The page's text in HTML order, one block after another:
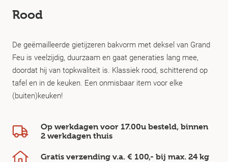
Rood
De geëmailleerde gietijzeren bakvorm met deksel van Grand
Feu is veelzijdig, duurzaam en gaat generaties lang mee,
doordat hij van topkwaliteit is. Klassiek rood, schitterend op
tafel en in de keuken. Een onmisbaar item voor elke
(buiten)keuken!
Op werkdagen voor 17.00u besteld, binnen
2 werkdagen thuis
Gratis verzending v.a. € 100,- bij max. 24 kg